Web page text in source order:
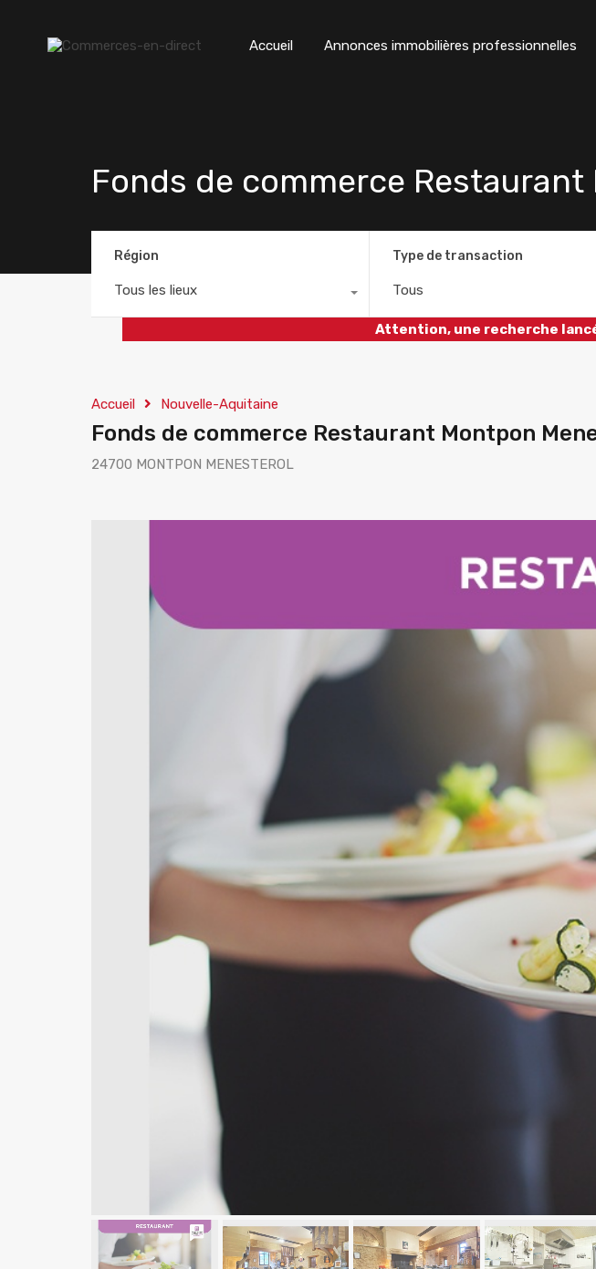
Accueil Annonces immobilières professionnelles
Fonds de commerce
Région
Tous les lieux
Type de transaction
Tous
Attention, une recherche
Accueil Nouvelle-Aquitaine
Fonds de commerce Restaurant Montpon
24700 MONTPON MENESTEROL